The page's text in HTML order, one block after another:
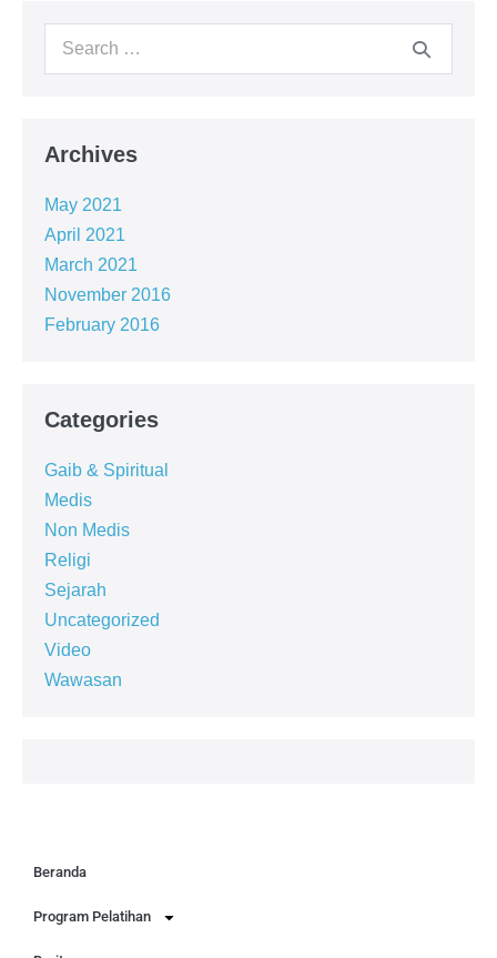
Archives
May 2021
April 2021
March 2021
November 2016
February 2016
Categories
Gaib & Spiritual
Medis
Non Medis
Religi
Sejarah
Uncategorized
Video
Wawasan
Beranda
Program Pelatihan